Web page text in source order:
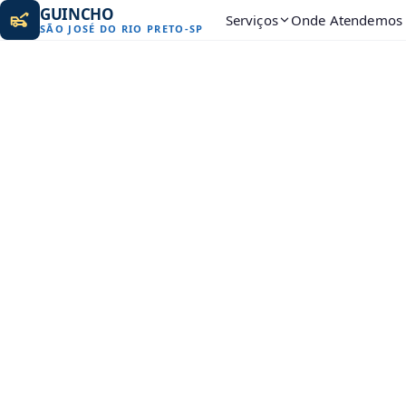
GUINCHO
SÃO JOSÉ DO RIO PRETO -SP Serviços Onde Atendemos